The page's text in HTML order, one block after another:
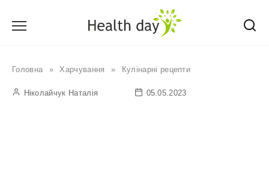
Головна » Харчування » Кулінарні рецепти
Ніколайчук Наталія 05.05.2023